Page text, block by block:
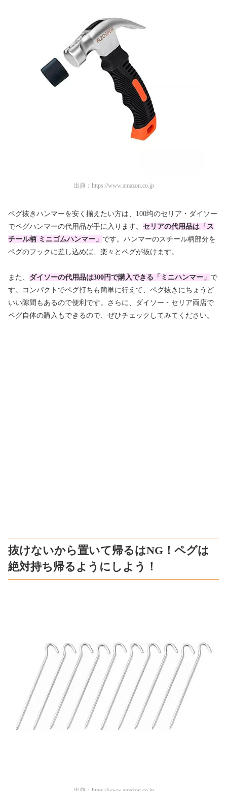
出典： https://www.amazon.co.jp
ペグ抜きハンマーを安く揃えたい方は、100均のセリア・ダイソー
でペグハンマーの代用品が手に入ります。 セリアの代用品は「ス
チール柄 ミニゴムハンマー」 です。ハンマーのスチール柄部分を
ペグのフックに差し込めば、楽々とペグが抜けます。
また、 ダイソーの代用品は300円で購入できる「ミニハンマー」 で
す。コンパクトでペグ打ちも簡単に行えて、ペグ抜きにちょうど
いい隙間もあるので便利です。さらに、ダイソー・セリア両店で
ペグ自体の購入もできるので、ぜひチェックしてみてください。
抜けないから置いて帰るはNG！ペグは
絶対持ち帰るようにしよう！